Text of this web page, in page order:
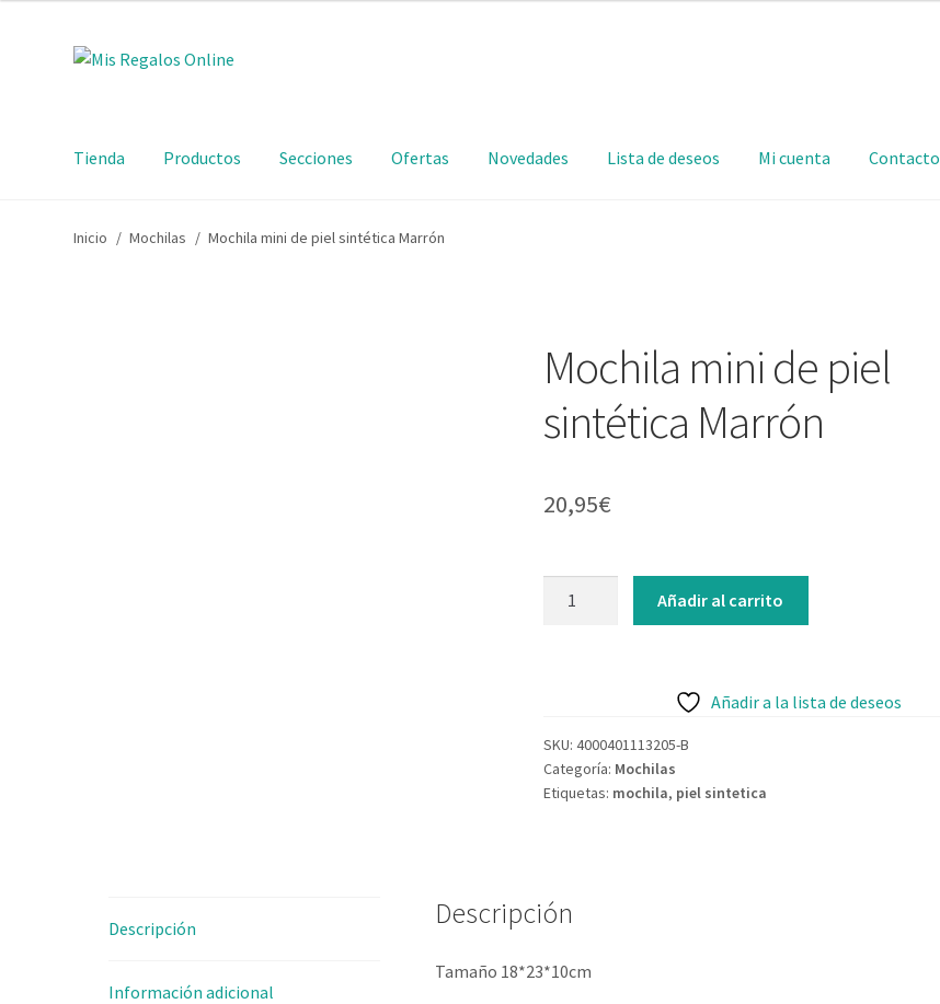
Tienda Productos Secciones Ofertas Novedades Lista de deseos Mi cuenta Contacto
Inicio / Mochilas / Mochila mini de piel sintética Marrón
Mochila mini de piel
sintética Marrón
20,95€
Añadir al carrito
Añadir a la lista de deseos
SKU: 4000401113205-B
Categoría: Mochilas
Etiquetas: mochila, piel sintetica
Descripción
Información adicional
Descripción
Tamaño 18*23*10cm